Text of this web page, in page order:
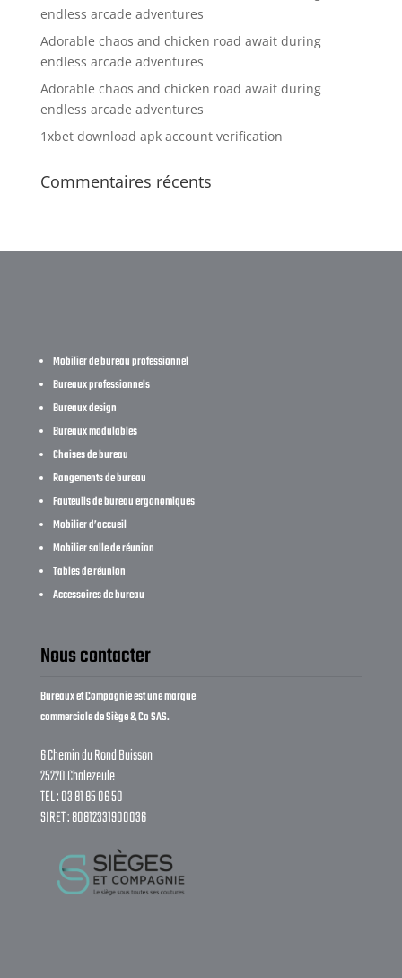
endless arcade adventures
Adorable chaos and chicken road await during
endless arcade adventures
Adorable chaos and chicken road await during
endless arcade adventures
1xbet download apk account verification
Commentaires récents
Mobilier de bureau professionnel
Bureaux professionnels
Bureaux design
Bureaux modulables
Chaises de bureau
Rangements de bureau
Fauteuils de bureau ergonomiques
Mobilier d’accueil
Mobilier salle de réunion
Tables de réunion
Accessoires de bureau
Nous contacter
Bureaux et Compagnie est une marque
commerciale de Siège & Co SAS.
6 Chemin du Rond Buisson
25220 Chalezeule
TEL : 03 81 85 06 50
SIRET : 80812331900036